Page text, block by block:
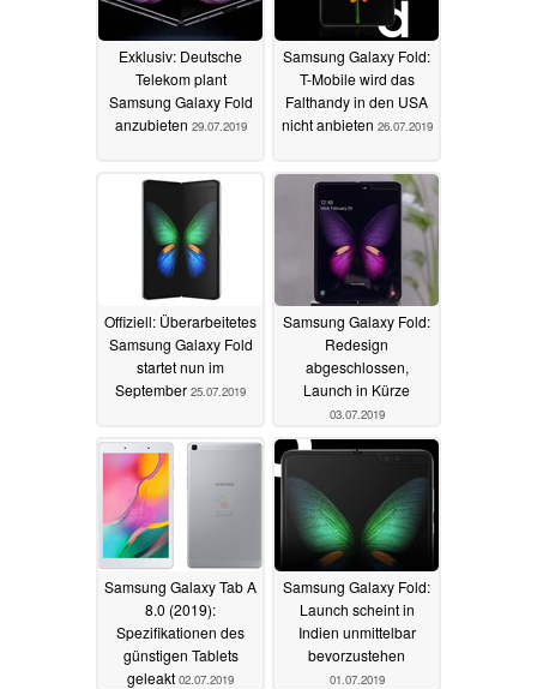
Exklusiv: Deutsche
Telekom plant
Samsung Galaxy Fold
anzubieten 29.07.2019
Samsung Galaxy Fold:
T-Mobile wird das
Falthandy in den USA
nicht anbieten 26.07.2019
Offiziell: Überarbeitetes
Samsung Galaxy Fold
startet nun im
September 25.07.2019
Samsung Galaxy Fold:
Redesign
abgeschlossen,
Launch in Kürze
03.07.2019
Samsung Galaxy Tab A
8.0 (2019):
Spezifikationen des
günstigen Tablets
geleakt 02.07.2019
Samsung Galaxy Fold:
Launch scheint in
Indien unmittelbar
bevorzustehen
01.07.2019